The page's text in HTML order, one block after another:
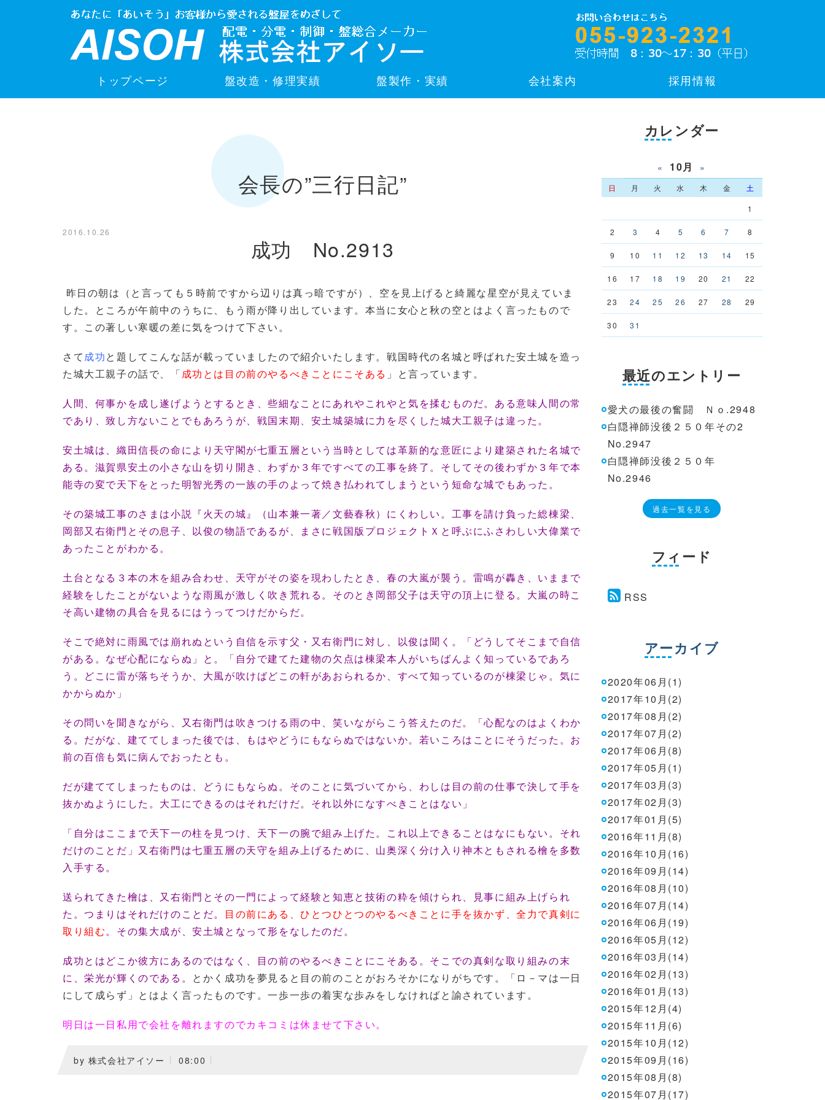
トップページ 盤改造・修理実績 盤製作・実績 会社案内 採用情報
会長の”三行日記”
2016.10.26
成功 No.2913
昨日の朝は（と言っても５時前ですから辺りは真っ暗ですが）、空を見上げると綺麗な星空が見えていま
した。ところが午前中のうちに、もう雨が降り出しています。本当に女心と秋の空とはよく言ったもので
す。この著しい寒暖の差に気をつけて下さい。
さて成功と題してこんな話が載っていましたので紹介いたします。戦国時代の名城と呼ばれた安土城を造っ
た城大工親子の話で、「成功とは目の前のやるべきことにこそある 」と言っています。
人間、何事かを成し遂げようとするとき、些細なことにあれやこれやと気を揉むものだ。ある意味人間の常
であり、致し方ないことでもあろうが、戦国末期、安土城築城に力を尽くした城大工親子は違った。
安土城は、織田信長の命により天守閣が七重五層という当時としては革新的な意匠により建築された名城で
ある。滋賀県安土の小さな山を切り開き、わずか３年ですべての工事を終了。そしてその後わずか３年で本
能寺の変で天下をとった明智光秀の一族の手のよって焼き払われてしまうという短命な城でもあった。
その築城工事のさまは小説『火天の城』（山本兼一著／文藝春秋）にくわしい。工事を請け負った総棟梁、
岡部又右衛門とその息子、以俊の物語であるが、まさに戦国版プロジェクトＸと呼ぶにふさわしい大偉業で
あったことがわかる。
土台となる３本の木を組み合わせ、天守がその姿を現わしたとき、春の大嵐が襲う。雷鳴が轟き、いままで
経験をしたことがないような雨風が激しく吹き荒れる。そのとき岡部父子は天守の頂上に登る。大嵐の時こ
そ高い建物の具合を見るにはうってつけだからだ。
そこで絶対に雨風では崩れぬという自信を示す父・又右衛門に対し、以俊は聞く。「どうしてそこまで自信
がある。なぜ心配にならぬ」と。「自分で建てた建物の欠点は棟梁本人がいちばんよく知っているであろ
う。どこに雷が落ちそうか、大風が吹けばどこの軒があおられるか、すべて知っているのが棟梁じゃ。気に
かからぬか」
その問いを聞きながら、又右衛門は吹きつける雨の中、笑いながらこう答えたのだ。「心配なのはよくわか
る。だがな、建ててしまった後では、もはやどうにもならぬではないか。若いころはことにそうだった。お
前の百倍も気に病んでおったとも。
だが建ててしまったものは、どうにもならぬ。そのことに気づいてから、わしは目の前の仕事で決して手を
抜かぬようにした。大工にできるのはそれだけだ。それ以外になすべきことはない」
「自分はここまで天下一の柱を見つけ、天下一の腕で組み上げた。これ以上できることはなにもない。それ
だけのことだ」又右衛門は七重五層の天守を組み上げるために、山奥深く分け入り神木ともされる檜を多数
入手する。
送られてきた檜は、又右衛門とその一門によって経験と知恵と技術の粋を傾けられ、見事に組み上げられ
た。つまりはそれだけのことだ。 目の前にある、ひとつひとつのやるべきことに手を抜かず、全力で真剣に
取り組む。その集大成が、安土城となって形をなしたのだ。
成功とはどこか彼方にあるのではなく、目の前のやるべきことにこそある。そこでの真剣な取り組みの末
に、栄光が輝くのである。 とかく成功を夢見ると目の前のことがおろそかになりがちです。「ロ－マは一日
にして成らず」とはよく言ったものです。一歩一歩の着実な歩みをしなければと諭されています。
明日は一日私用で会社を離れますのでカキコミは休ませて下さい。
by 株式会社アイソー 08:00
カレンダー
« 10月 »
日 月 火 水 木 金
土
1
2 3 4 5 6 7 8
9 10 11 12 13 14 15
16 17 18 19 20 21 22
23 24 25 26 27 28 29
30 31
最近のエントリー
愛犬の最後の奮闘 Ｎｏ.2948
白隠禅師没後２５０年その2
No.2947
白隠禅師没後２５０年
No.2946
過去一覧を見る
フィード
RSS
アーカイブ
2020年06月(1)
2017年10月(2)
2017年08月(2)
2017年07月(2)
2017年06月(8)
2017年05月(1)
2017年03月(3)
2017年02月(3)
2017年01月(5)
2016年11月(8)
2016年10月(16)
2016年09月(14)
2016年08月(10)
2016年07月(14)
2016年06月(19)
2016年05月(12)
2016年03月(14)
2016年02月(13)
2016年01月(13)
2015年12月(4)
2015年11月(6)
2015年10月(12)
2015年09月(16)
2015年08月(8)
2015年07月(17)